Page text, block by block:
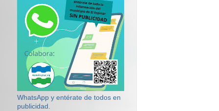
WhatsApp y entérate de todos en
publicidad.